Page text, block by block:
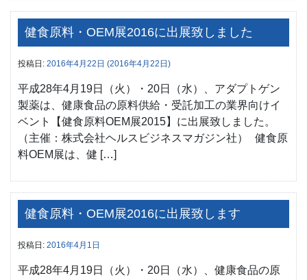
健食原料・OEM展2016に出展致しました
投稿日: 2016年4月22日 (2016年4月22日)
平成28年4月19日（火）・20日（水）、アダプトゲン
製薬は、健康食品の原料供給・受託加工の業界向けイ
ベント【健食原料OEM展2015】に出展致しました。
（主催：株式会社ヘルスビジネスマガジン社） 健食原
料OEM展は、健 […]
健食原料・OEM展2016に出展致します
投稿日: 2016年4月1日
平成28年4月19日（火）・20日（水）、健康食品の原